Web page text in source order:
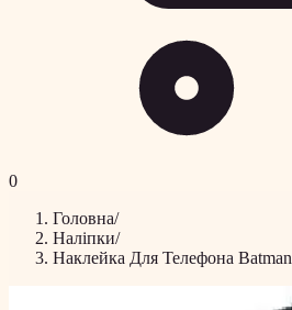
0
Головна/
Наліпки/
Наклейка Для Телефона Batman